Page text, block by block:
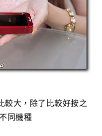
大，除了比較好按之
同機種